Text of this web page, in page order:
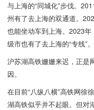
与上海的“同城化”步伐。
州有了去上海的双通道。
也能坐动车到上海。2023
级市也有了去上海的“专线”。
沪苏湖高铁姗姗来迟，正是
因。
在目前“八纵八横”高铁网徐
湖高铁似乎并不起眼。但对